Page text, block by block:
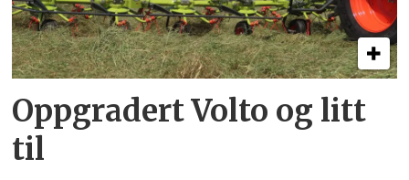
Oppgradert Volto og litt
til